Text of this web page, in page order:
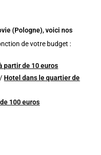
(Pologne), voici nos
de votre budget :
partir de 10 euros
/ Hotel dans le quartier de
100 euros